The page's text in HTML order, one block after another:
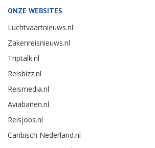
ONZE WEBSITES
Luchtvaartnieuws.nl
Zakenreisnieuws.nl
Triptalk.nl
Reisbizz.nl
Reismedia.nl
Aviabanen.nl
Reisjobs.nl
Caribisch Nederland.nl